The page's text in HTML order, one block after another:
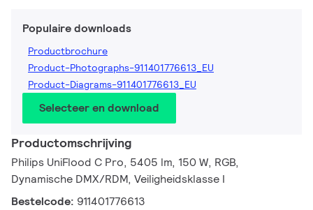
Populaire downloads
Productbrochure
Product-Photographs-911401776613_EU
Product-Diagrams-911401776613_EU
Selecteer en download
Productomschrijving
Philips UniFlood C Pro, 5405 lm, 150 W, RGB,
Dynamische DMX/RDM, Veiligheidsklasse I
Bestelcode: 911401776613